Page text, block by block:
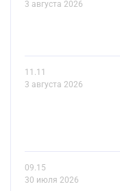
3 августа 2026
11.11
3 августа 2026
09.15
30 июля 2026